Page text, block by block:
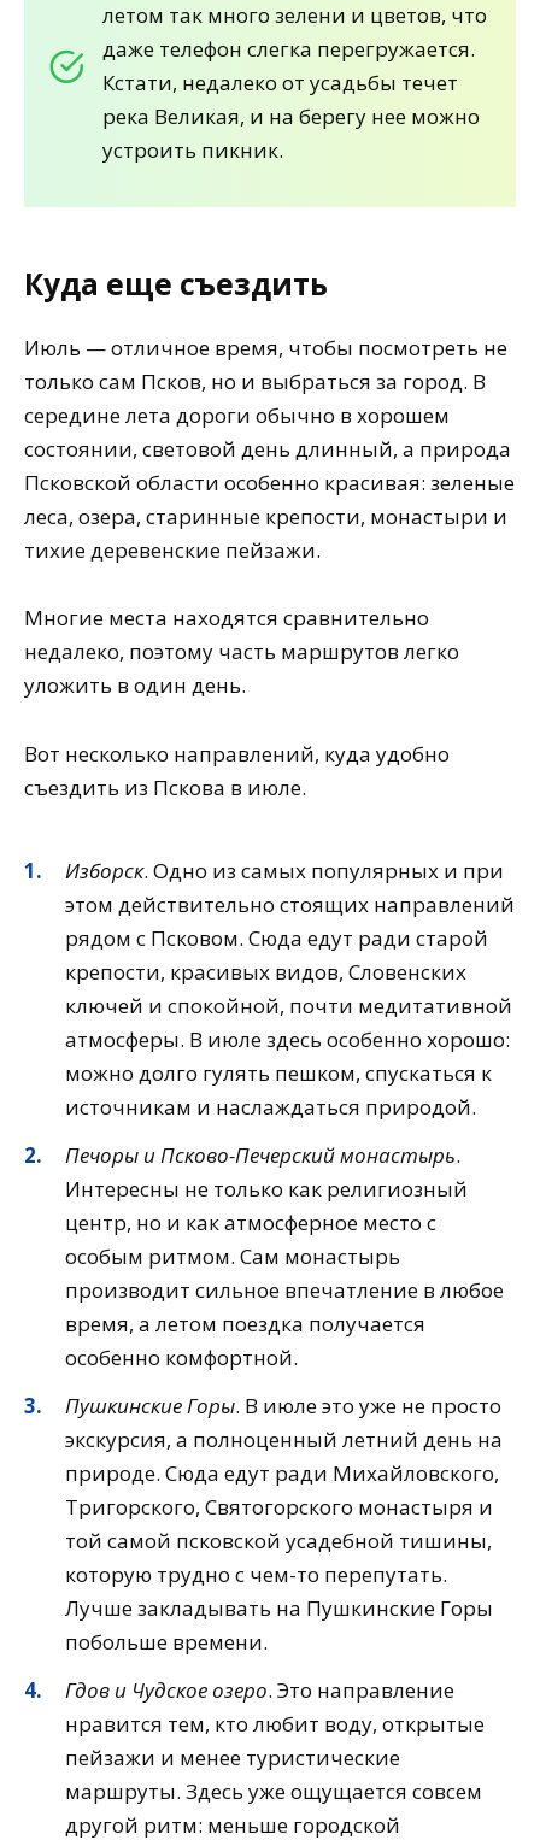
летом так много зелени и цветов, что
даже телефон слегка перегружается.
Кстати, недалеко от усадьбы течет
река Великая, и на берегу нее можно
устроить пикник.
Куда еще съездить
Июль — отличное время, чтобы посмотреть не
только сам Псков, но и выбраться за город. В
середине лета дороги обычно в хорошем
состоянии, световой день длинный, а природа
Псковской области особенно красивая: зеленые
леса, озера, старинные крепости, монастыри и
тихие деревенские пейзажи.
Многие места находятся сравнительно
недалеко, поэтому часть маршрутов легко
уложить в один день.
Вот несколько направлений, куда удобно
съездить из Пскова в июле.
Изборск. Одно из самых популярных и при
этом действительно стоящих направлений
рядом с Псковом. Сюда едут ради старой
крепости, красивых видов, Словенских
ключей и спокойной, почти медитативной
атмосферы. В июле здесь особенно хорошо:
можно долго гулять пешком, спускаться к
источникам и наслаждаться природой.
Печоры и Псково-Печерский монастырь.
Интересны не только как религиозный
центр, но и как атмосферное место с
особым ритмом. Сам монастырь
производит сильное впечатление в любое
время, а летом поездка получается
особенно комфортной.
Пушкинские Горы. В июле это уже не просто
экскурсия, а полноценный летний день на
природе. Сюда едут ради Михайловского,
Тригорского, Святогорского монастыря и
той самой псковской усадебной тишины,
которую трудно с чем-то перепутать.
Лучше закладывать на Пушкинские Горы
побольше времени.
Гдов и Чудское озеро. Это направление
нравится тем, кто любит воду, открытые
пейзажи и менее туристические
маршруты. Здесь уже ощущается совсем
другой ритм: меньше городской